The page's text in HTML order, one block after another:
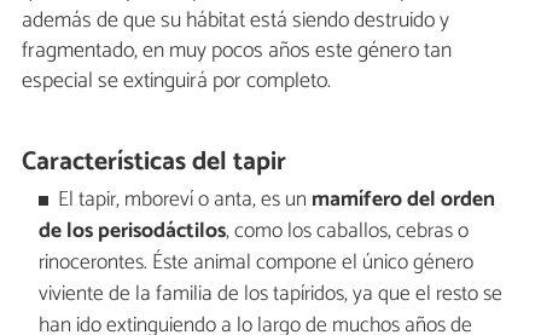
además de que su hábitat está siendo destruido y
fragmentado, en muy pocos años este género tan
especial se extinguirá por completo.
Características del tapir
El tapir, mboreví o anta, es un mamífero del orden
de los perisodáctilos, como los caballos, cebras o
rinocerontes. Éste animal compone el único género
viviente de la familia de los tapíridos, ya que el resto se
han ido extinguiendo a lo largo de muchos años de